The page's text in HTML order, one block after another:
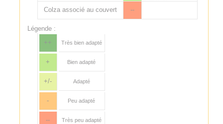
Colza associé au couvert
--
Légende :
++
Très bien adapté
+ Bien adapté
+/- Adapté
- Peu adapté
-- Très peu adapté